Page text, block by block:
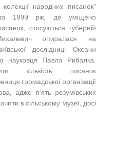
колекції народних писанок"
за 1899 рік, де уміщено
стосуються губерній
опиралася на
дослідниці Оксани
науковця Павла Рибалка.
кількість писанок
громадської організації
адже п'ять розумівських
в сільському музеї, досі